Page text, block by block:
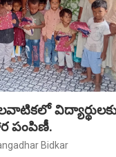
పంపిణీ.
Bidkar